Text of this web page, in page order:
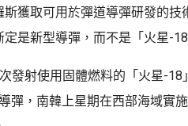
斯獲取可用於彈道導彈研發的
是新型導彈，而不是「火星-
發射使用固體燃料的「火星-
彈，南韓上星期在西部海域實